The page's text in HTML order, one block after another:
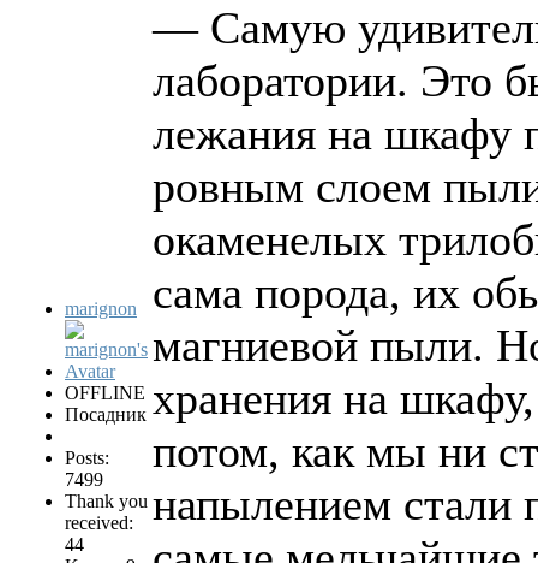
marignon
OFFLINE
Посадник
Posts:
7499
Thank you
received:
44
— Самую
лаборатории. Это
лежания на шкафу
ровным слоем
окаменелых
сама порода, их
магниевой пыли.
хранения на
потом, как мы ни
напылением стали